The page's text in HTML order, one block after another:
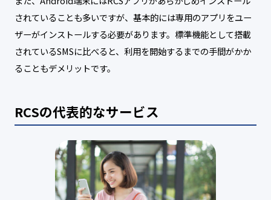
されていることも多いですが、基本的には専用のアプリをユー
ザーがインストールする必要があります。標準機能として搭載
されているSMSに比べると、利用を開始するまでの手間がかか
ることもデメリットです。
RCSの代表的なサービス